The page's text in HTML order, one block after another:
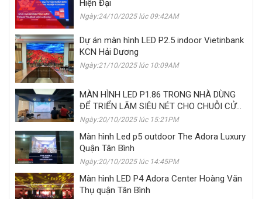
Hiện Đại
Ngày:24/10/2025 lúc 09:42AM
Dự án màn hình LED P2.5 indoor Vietinbank
KCN Hải Dương
Ngày:21/10/2025 lúc 10:09AM
MÀN HÌNH LED P1.86 TRONG NHÀ DÙNG
ĐỂ TRIỂN LÃM SIÊU NÉT CHO CHUỖI CỬA
HÀNG GIÀY SHOEFABRIK
Ngày:20/10/2025 lúc 15:21PM
Màn hình Led p5 outdoor The Adora Luxury
Quận Tân Bình
Ngày:20/10/2025 lúc 14:45PM
Màn hình LED P4 Adora Center Hoàng Văn
Thụ quận Tân Bình